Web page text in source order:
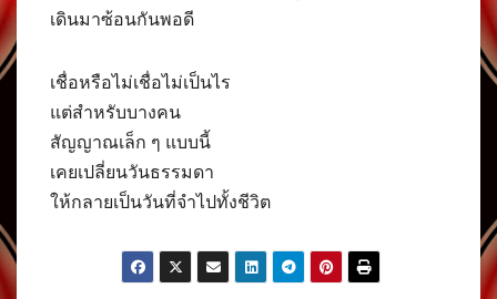
เดินมาซ้อนกันพอดี
เชื่อหรือไม่เชื่อไม่เป็นไร
แต่สำหรับบางคน
สัญญาณเล็ก ๆ แบบนี้
เคยเปลี่ยนวันธรรมดา
ให้กลายเป็นวันที่จำไปทั้งชีวิต